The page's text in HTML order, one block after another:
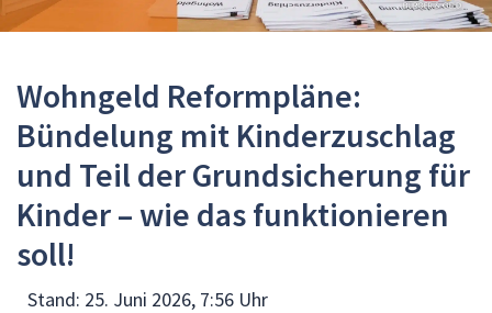
Wohngeld Reformpläne:
Bündelung mit Kinderzuschlag
und Teil der Grundsicherung für
Kinder – wie das funktionieren
soll!
Stand: 25. Juni 2026, 7:56 Uhr